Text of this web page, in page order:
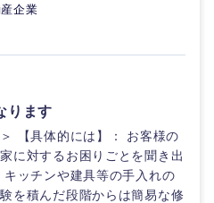
企業
ります
【具体的には】： お客様の
に対するお困りごとを聞き出
ッチンや建具等の手入れの
を積んだ段階からは簡易な修